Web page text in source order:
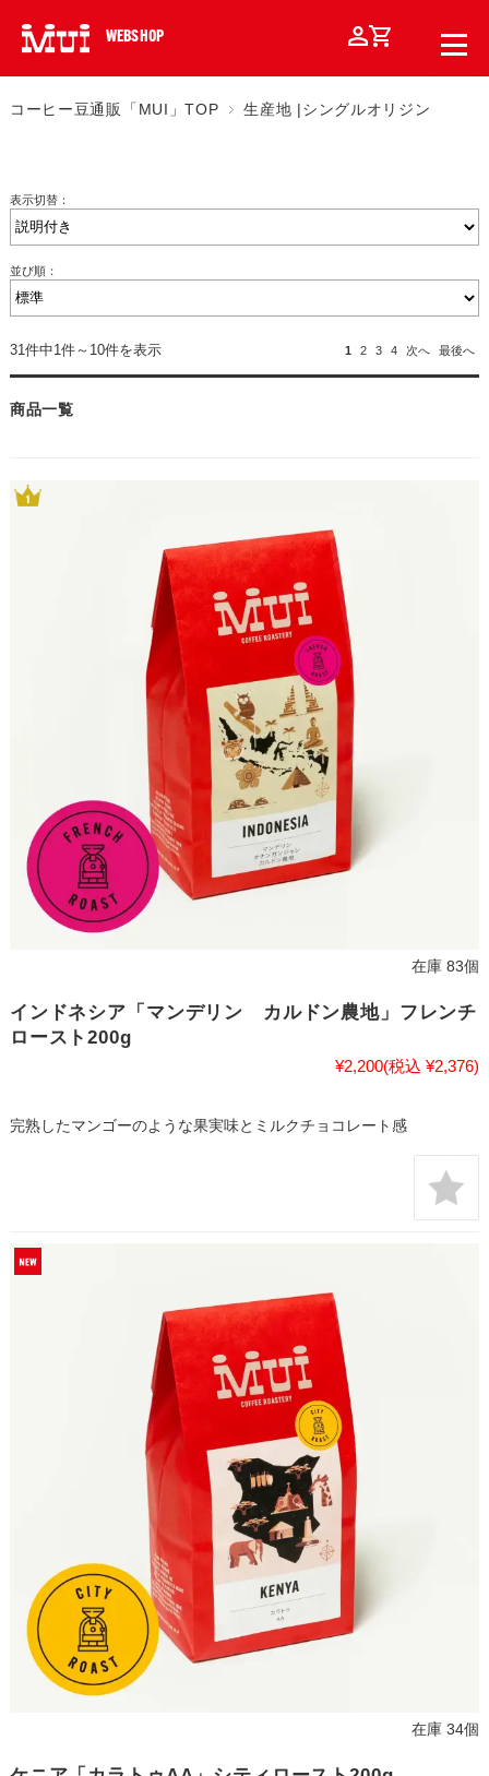
WEBSHOP
コーヒー豆通販「MUI」TOP 生産地 |シングルオリジン
表示切替：
並び順：
31件中1件～10件を表示 1 2 3 4 次へ 最後へ
商品一覧
在庫 83個
インドネシア「マンデリン カルドン農地」フレンチ
ロースト200g
¥2,200(税込 ¥2,376)
完熟したマンゴーのような果実味とミルクチョコレート感
在庫 34個